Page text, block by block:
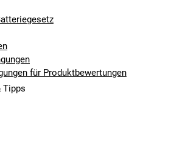
für Produktbewertungen
Tipps